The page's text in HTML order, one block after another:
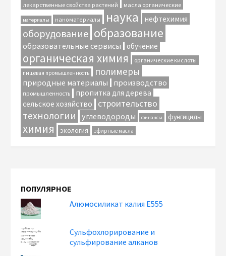
лекарственные свойства растений масла органические
материалы наноматериалы наука нефтехимия
оборудование образование
образовательные сервисы обучение
органическая химия органические кислоты
пищевая промышленность полимеры
природные материалы производство
промышленность
пропитка для дерева
сельское хозяйство
строительство
технологии углеводороды финансы фунгициды
химия экология эфирные масла
ПОПУЛЯРНОЕ
Алюмосиликат калия Е555
Сульфохлорирование и
сульфирование алканов